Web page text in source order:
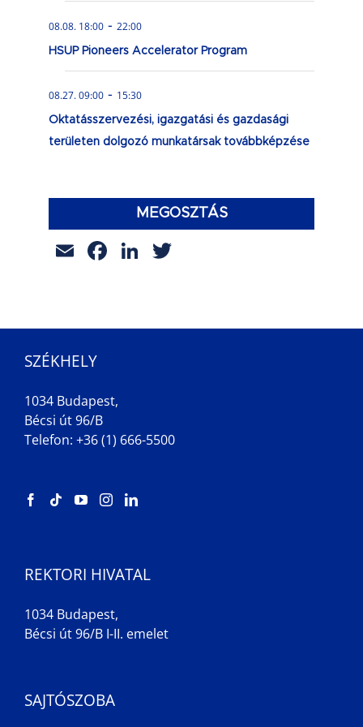
08.08. 18:00 - 22:00
HSUP Pioneers Accelerator Program
08.27. 09:00 - 15:30
Oktatásszervezési, igazgatási és gazdasági
területen dolgozó munkatársak továbbképzése
MEGOSZTÁS
EmailFacebook
LinkedIn
SZÉKHELY
1034 Budapest,
Bécsi út 96/B
Telefon: +36 (1) 666-5500
REKTORI HIVATAL
1034 Budapest,
Bécsi út 96/B I-II. emelet
SAJTÓSZOBA